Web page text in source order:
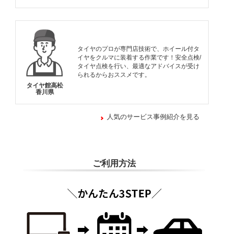
タイヤ館高松
香川県
タイヤのプロが専門店技術で、ホイール付タ
イヤをクルマに装着する作業です！安全点検/
タイヤ点検を行い、最適なアドバイスが受け
られるからおススメです。
人気のサービス事例紹介を見る
ご利用方法